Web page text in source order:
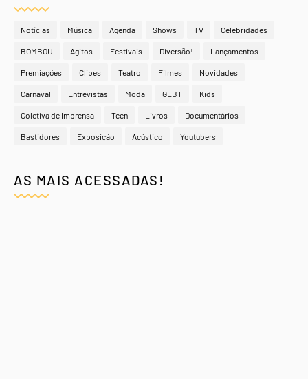
Notícias Música Agenda Shows TV Celebridades
BOMBOU Agitos Festivais Diversão! Lançamentos
Premiações Clipes Teatro Filmes Novidades
Carnaval Entrevistas Moda GLBT Kids
Coletiva de Imprensa Teen Livros Documentários
Bastidores Exposição Acústico Youtubers
AS MAIS ACESSADAS!